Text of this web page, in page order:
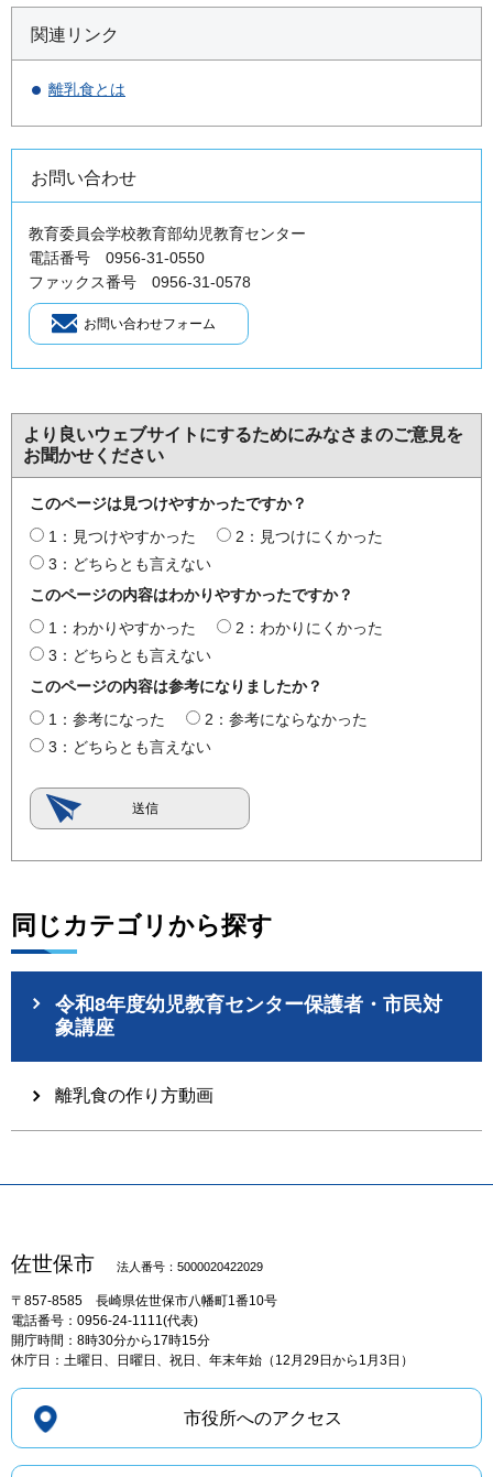
関連リンク
離乳食とは
お問い合わせ
教育委員会学校教育部幼児教育センター
電話番号 0956-31-0550
ファックス番号 0956-31-0578
より良いウェブサイトにするためにみなさまのご意見を
お聞かせください
このページは見つけやすかったですか？
1：見つけやすかった
2：見つけにくかった
3：どちらとも言えない
このページの内容はわかりやすかったですか？
1：わかりやすかった
2：わかりにくかった
3：どちらとも言えない
このページの内容は参考になりましたか？
1：参考になった
2：参考にならなかった
3：どちらとも言えない
同じカテゴリから探す
令和8年度幼児教育センター保護者・市民対
象講座
離乳食の作り方動画
佐世保市 法人番号：5000020422029
〒857-8585 長崎県佐世保市八幡町1番10号
電話番号：0956-24-1111(代表)
開庁時間：8時30分から17時15分
休庁日：土曜日、日曜日、祝日、年末年始（12月29日から1月3日）
市役所へのアクセス